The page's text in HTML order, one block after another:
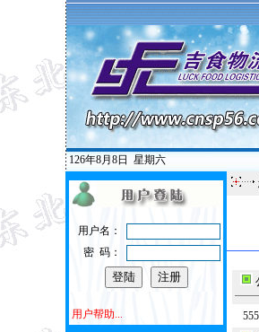
126年8月8日 星期六
用户名：
密 码：
用户帮助...
555